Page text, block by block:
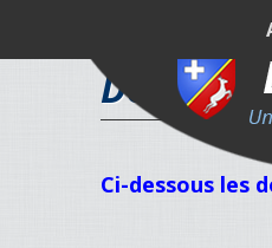
Ci-dessous les